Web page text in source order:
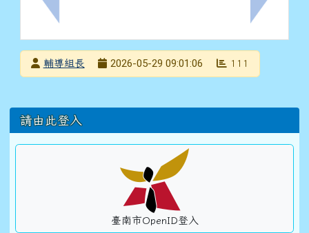
上一筆：轉知社團法人台灣自殺防治學會舉辦之「2026
下一筆：
發布者輔導組長
2026-05-29 09:01:06 111
左邊區域內容
請由此登入
臺南市OpenID登入